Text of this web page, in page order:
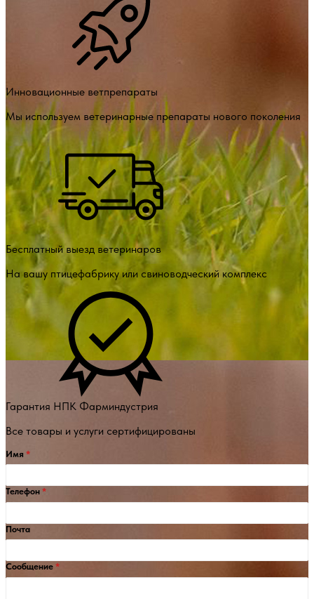
Инновационные ветпрепараты
Мы используем ветеринарные препараты нового поколения
Бесплатный выезд ветеринаров
На вашу птицефабрику или свиноводческий комплекс
Гарантия НПК Фарминдустрия
Все товары и услуги сертифицированы
Имя
Телефон
Почта
Сообщение